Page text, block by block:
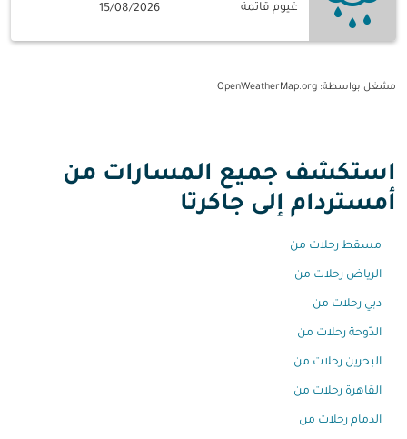
غيوم قاتمة
15/08/2026
مشغل بواسطة: OpenWeatherMap.org
استكشف جميع المسارات من
أمستردام إلى جاكرتا
مسقط رحلات من
الرياض رحلات من
دبي رحلات من
الدّوحة رحلات من
البحرين رحلات من
القاهرة رحلات من
الدمام رحلات من